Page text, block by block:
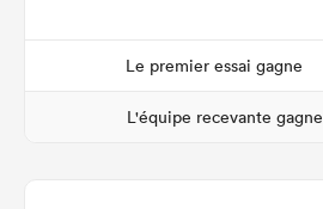
Le premier essai gagne
L'équipe recevante gagne